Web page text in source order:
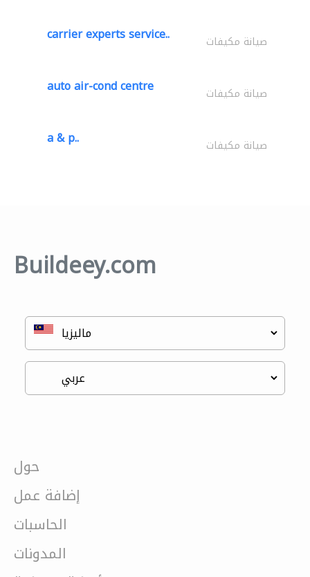
carrier experts service.. صيانة مكيفات
auto air-cond centre صيانة مكيفات
a & p.. صيانة مكيفات
Buildeey.com
حول
إضافة عمل
الحاسبات
المدونات